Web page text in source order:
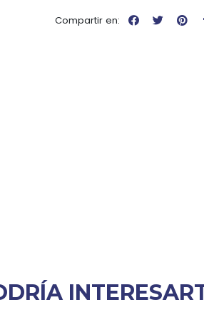
Compartir en: